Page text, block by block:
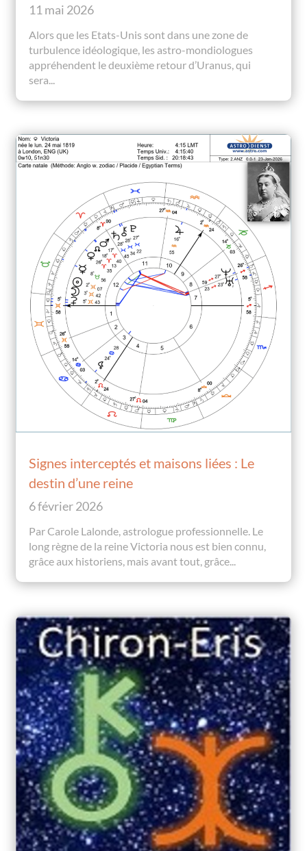
11 mai 2026
Alors que les Etats-Unis sont dans une zone de
turbulence idéologique, les astro-mondiologues
appréhendent le deuxième retour d’Uranus, qui
sera...
Signes interceptés et maisons liées : Le
destin d’une reine
6 février 2026
Par Carole Lalonde, astrologue professionnelle. Le
long règne de la reine Victoria nous est bien connu,
grâce aux historiens, mais avant tout, grâce...